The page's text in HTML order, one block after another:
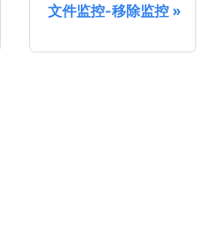
文件监控-移除监控